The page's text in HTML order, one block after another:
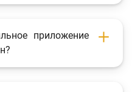
приложение